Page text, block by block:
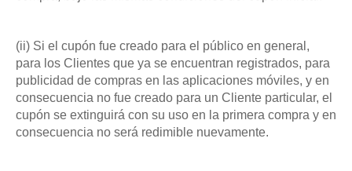
(ii) Si el cupón fue creado para el público en general,
para los Clientes que ya se encuentran registrados, para
publicidad de compras en las aplicaciones móviles, y en
consecuencia no fue creado para un Cliente particular, el
cupón se extinguirá con su uso en la primera compra y en
consecuencia no será redimible nuevamente.